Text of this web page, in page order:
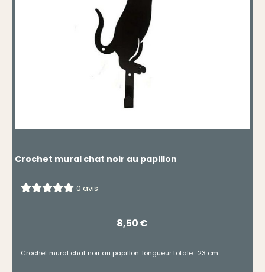
Crochet mural chat noir au papillon
0 avis
8,50€
Crochet mural chat noir au papillon. longueur totale : 23 cm.